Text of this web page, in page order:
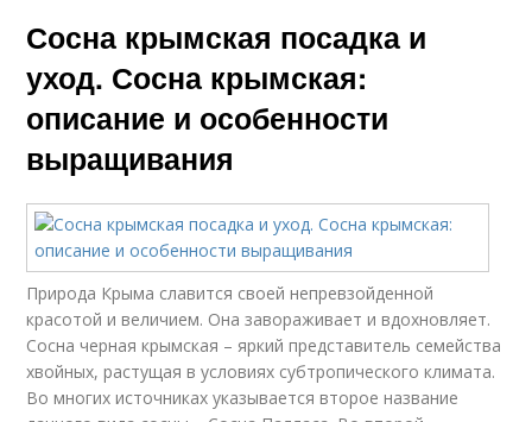
Сосна крымская посадка и
уход. Сосна крымская:
описание и особенности
выращивания
Природа Крыма славится своей непревзойденной
красотой и величием. Она завораживает и вдохновляет.
Сосна черная крымская – яркий представитель семейства
хвойных, растущая в условиях субтропического климата.
Во многих источниках указывается второе название